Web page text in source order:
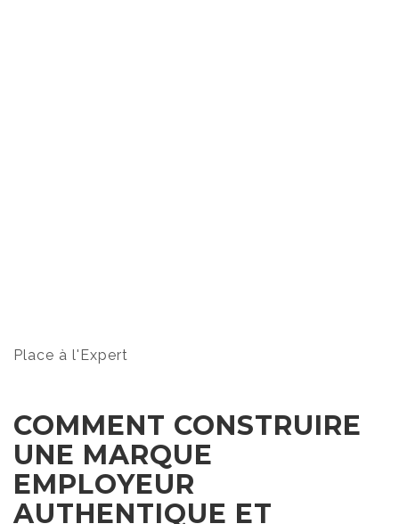
Place à l'Expert
COMMENT CONSTRUIRE
UNE MARQUE
EMPLOYEUR
AUTHENTIQUE ET